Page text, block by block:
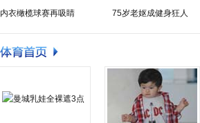
内衣橄榄球赛再吸睛 75岁老妪成健身狂人